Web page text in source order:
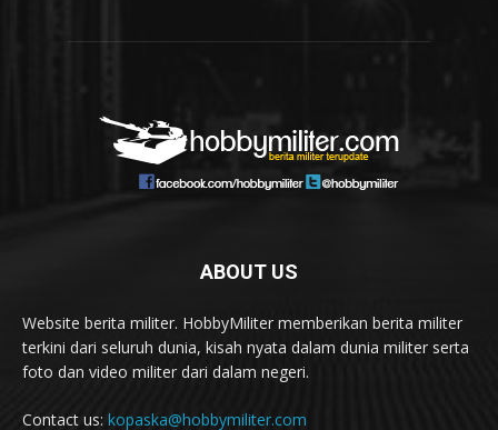
ABOUT US
Website berita militer. HobbyMiliter memberikan berita militer
terkini dari seluruh dunia, kisah nyata dalam dunia militer serta
foto dan video militer dari dalam negeri.
Contact us: kopaska@hobbymiliter.com